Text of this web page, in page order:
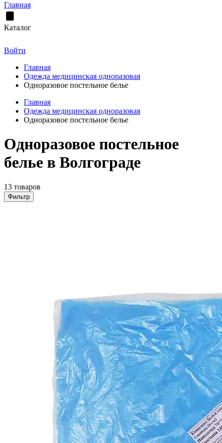
Главная
Каталог
Войти
Главная
Одежда медицинская одноразовая
Одноразовое постельное белье
Главная
Одежда медицинская одноразовая
Одноразовое постельное белье
Одноразовое постельное
белье в Волгограде
13 товаров
Фильтр